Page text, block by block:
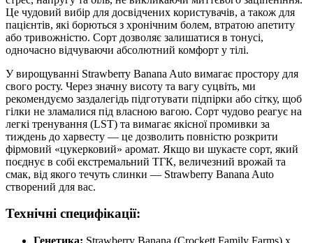
Це чудовий вибір для досвідчених користувачів, а також для
пацієнтів, які борються з хронічним болем, втратою апетиту
або тривожністю. Сорт дозволяє залишатися в тонусі,
одночасно відчуваючи абсолютний комфорт у тілі.
У вирощуванні Strawberry Banana Auto вимагає простору для
свого росту. Через значну висоту та вагу суцвіть, ми
рекомендуємо заздалегідь підготувати підпірки або сітку, щоб
гілки не зламалися під власною вагою. Сорт чудово реагує на
легкі тренування (LST) та вимагає якісної промивки за
тиждень до харвесту — це дозволить повністю розкрити
фірмовий «цукерковий» аромат. Якщо ви шукаєте сорт, який
поєднує в собі екстремальний ТГК, величезний врожай та
смак, від якого течуть слинки — Strawberry Banana Auto
створений для вас.
Технічні специфікації: